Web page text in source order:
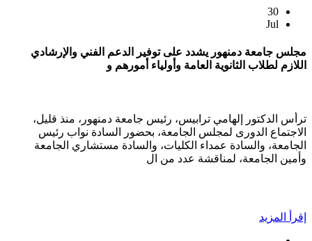
30
Jul
مجلس جامعة دمنهور يشدد على توفير الدعم الفني والإرشادي
اللازم لطلاب الثانوية العامة وأولياء أمورهم و
ترأس الدكتور إلهامي ترابيس، رئيس جامعة دمنهور، منذ قليل،
الاجتماع الدورى لمجلس الجامعة، بحضور السادة نواب رئيس
الجامعة، والسادة عمداء الكليات، والسادة مستشاري الجامعة
وأمين الجامعة، لمناقشة عدد من ال
إقرأ المزيد